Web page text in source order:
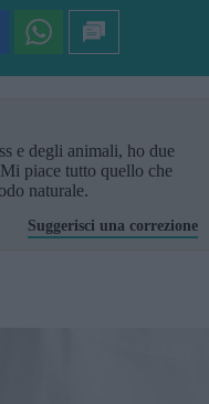
e degli animali, ho due
piace tutto quello che
naturale.
Suggerisci una correzione